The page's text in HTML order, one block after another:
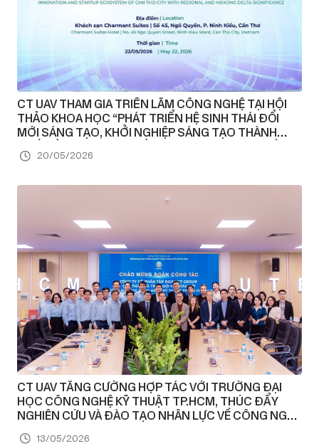
CT UAV THAM GIA TRIỂN LÃM CÔNG NGHỆ TẠI HỘI
THẢO KHOA HỌC “PHÁT TRIỂN HỆ SINH THÁI ĐỔI
MỚI SÁNG TẠO, KHỞI NGHIỆP SÁNG TẠO THÀNH
PHỐ CẦN THƠ MANG TẦM KHU VỰC VÀ VÙNG ĐỒNG
BẰNG SÔNG CỬU LONG”
20/05/2026
CT UAV TĂNG CƯỜNG HỢP TÁC VỚI TRƯỜNG ĐẠI
HỌC CÔNG NGHỆ KỸ THUẬT TP.HCM, THÚC ĐẨY
NGHIÊN CỨU VÀ ĐÀO TẠO NHÂN LỰC VỀ CÔNG NGHỆ
MÁY BAY KHÔNG NGƯỜI LÁI
13/05/2026